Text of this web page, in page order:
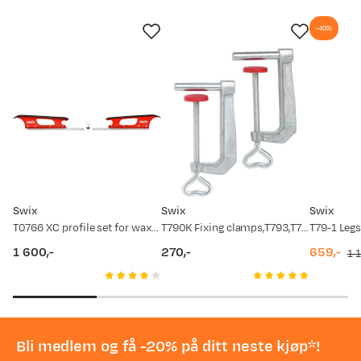
Swix
T0766 XC profile set for wax tables Unspecified
1 600,-
Swix
T790K Fixing clamps,T793,T767,T796 Nocolour
270,-
Swix
-40%
659,- 1
Bli medlem og få -20% på ditt neste kjøp*!